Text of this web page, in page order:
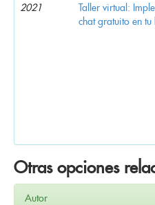
2021
Taller virtual:
chat gratuito en
Otras opciones
Autor